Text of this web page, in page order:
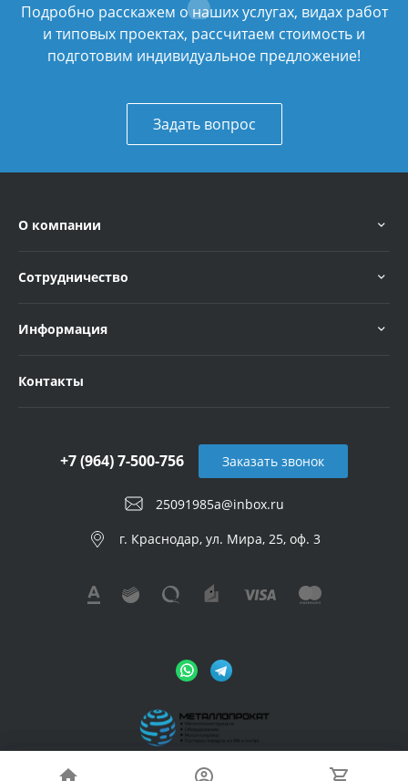
Подробно расскажем о наших услугах, видах работ
и типовых проектах, рассчитаем стоимость и
подготовим индивидуальное предложение!
Задать вопрос
О компании
Сотрудничество
Информация
Контакты
25091985a@inbox.ru
+7 (964) 7-500-756
г. Краснодар, ул. Мира, 25, оф. 3
Заказать звонок